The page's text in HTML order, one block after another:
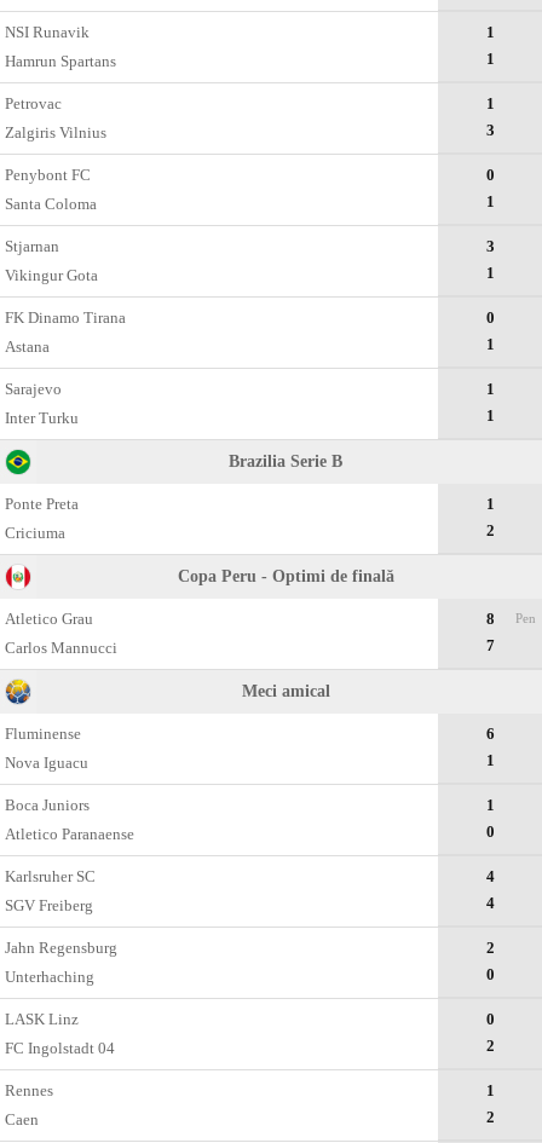
NSI Runavik
Hamrun Spartans
1
1
Petrovac
Zalgiris Vilnius
1
3
Penybont FC
Santa Coloma
0
1
Stjarnan
Vikingur Gota
3
1
FK Dinamo Tirana
Astana
0
1
Sarajevo
Inter Turku
1
1
Brazilia Serie B
Ponte Preta
Criciuma
1
2
Copa Peru - Optimi de finală
Atletico Grau
Carlos Mannucci
8
7
Pen
Meci amical
Fluminense
Nova Iguacu
6
1
Boca Juniors
Atletico Paranaense
1
0
Karlsruher SC
SGV Freiberg
4
4
Jahn Regensburg
Unterhaching
2
0
LASK Linz
FC Ingolstadt 04
0
2
Rennes
Caen
1
2